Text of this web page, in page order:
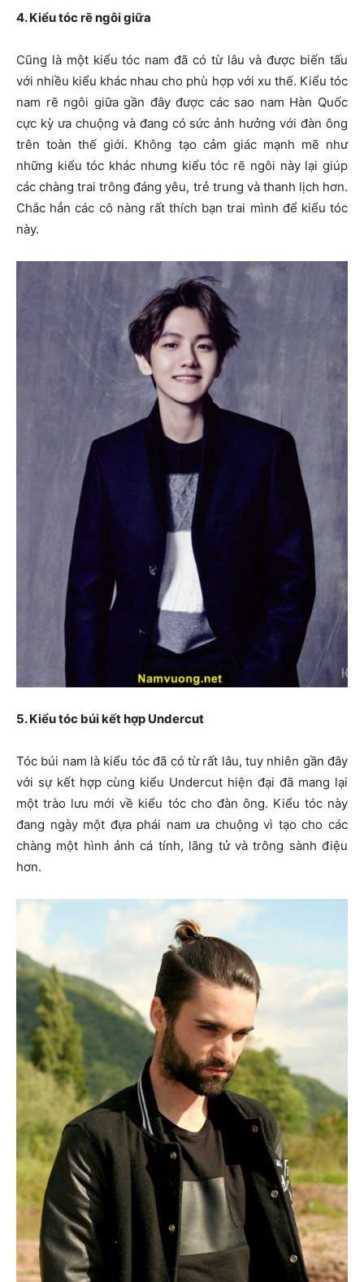
4. Kiểu tóc rẽ ngôi giữa
Cũng là một kiểu tóc nam đã có từ lâu và được biến tấu
với nhiều kiểu khác nhau cho phù hợp với xu thế. Kiểu tóc
nam rẽ ngôi giữa gần đây được các sao nam Hàn Quốc
cực kỳ ưa chuộng và đang có sức ảnh hưởng với đàn ông
trên toàn thế giới. Không tạo cảm giác mạnh mẽ như
những kiểu tóc khác nhưng kiểu tóc rẽ ngôi này lại giúp
các chàng trai trông đáng yêu, trẻ trung và thanh lịch hơn.
Chắc hẳn các cô nàng rất thích bạn trai mình để kiểu tóc
này.
5. Kiểu tóc búi kết hợp Undercut
Tóc búi nam là kiểu tóc đã có từ rất lâu, tuy nhiên gần đây
với sự kết hợp cùng kiểu Undercut hiện đại đã mang lại
một trào lưu mới về kiểu tóc cho đàn ông. Kiểu tóc này
đang ngày một đựa phái nam ưa chuộng vì tạo cho các
chàng một hình ảnh cá tính, lãng tử và trông sành điệu
hơn.